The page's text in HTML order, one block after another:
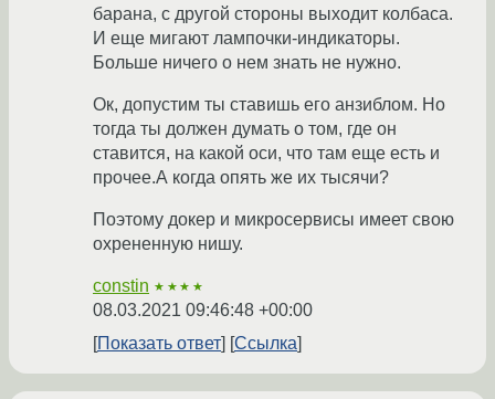
барана, с другой стороны выходит колбаса.
И еще мигают лампочки-индикаторы.
Больше ничего о нем знать не нужно.
Ок, допустим ты ставишь его анзиблом. Но
тогда ты должен думать о том, где он
ставится, на какой оси, что там еще есть и
прочее.А когда опять же их тысячи?
Поэтому докер и микросервисы имеет свою
охрененную нишу.
constin ★★★★
08.03.2021 09:46:48 +00:00
Показать ответ
Ссылка